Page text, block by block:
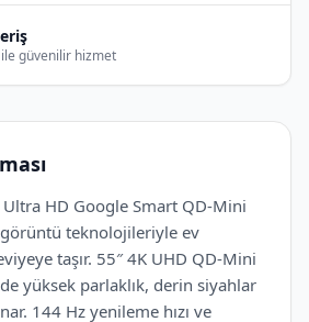
Ultra HD Google Smart QD-Mini
görüntü teknolojileriyle ev
taşır. 55″ 4K UHD QD-Mini
yüksek parlaklık, derin siyahlar
144 Hz yenileme hızı ve
ile güvenilir hizmet